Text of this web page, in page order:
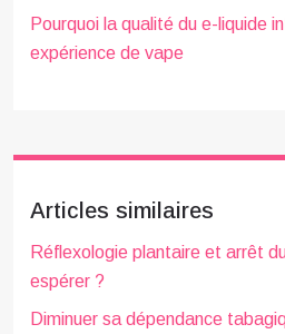
Pourquoi la qualité du e-liquide
expérience de vape
Articles similaires
Réflexologie plantaire et arrêt
espérer ?
Diminuer sa dépendance